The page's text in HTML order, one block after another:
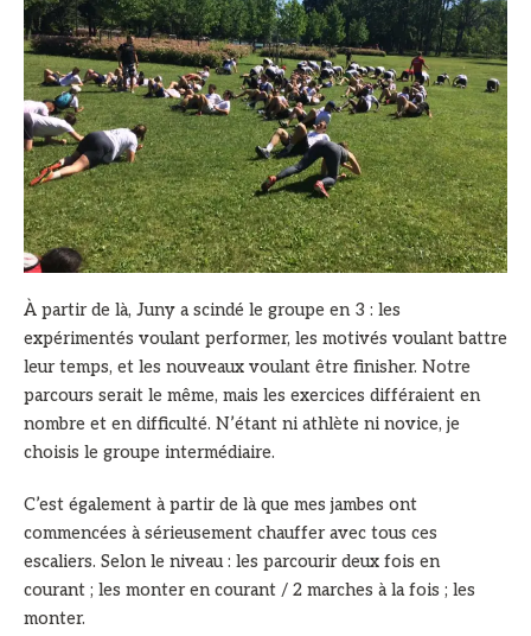
À partir de là, Juny a scindé le groupe en 3 : les
expérimentés voulant performer, les motivés voulant battre
leur temps, et les nouveaux voulant être finisher. Notre
parcours serait le même, mais les exercices différaient en
nombre et en difficulté. N’étant ni athlète ni novice, je
choisis le groupe intermédiaire.
C’est également à partir de là que mes jambes ont
commencées à sérieusement chauffer avec tous ces
escaliers. Selon le niveau : les parcourir deux fois en
courant ; les monter en courant / 2 marches à la fois ; les
monter.